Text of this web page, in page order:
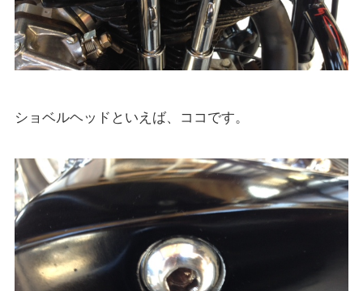
ショベルヘッドといえば、ココです。